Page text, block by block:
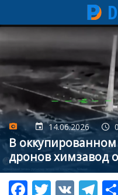
Перейти
к
основному
содержанию
14.06.2026
В
дронов химзавод